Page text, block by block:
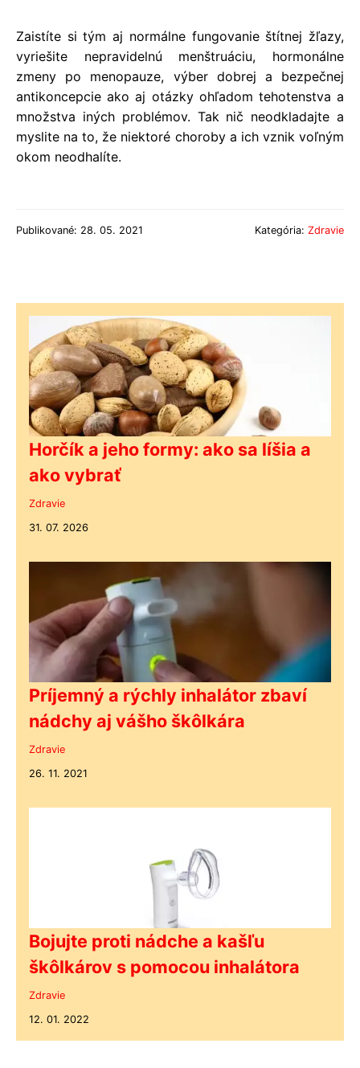
Zaistíte si tým aj normálne fungovanie štítnej žľazy,
vyriešite nepravidelnú menštruáciu, hormonálne
zmeny po menopauze, výber dobrej a bezpečnej
antikoncepcie ako aj otázky ohľadom tehotenstva a
množstva iných problémov. Tak nič neodkladajte a
myslite na to, že niektoré choroby a ich vznik voľným
okom neodhalíte.
Publikované: 28. 05. 2021 Kategória: Zdravie
Horčík a jeho formy: ako sa líšia a
ako vybrať
Zdravie
31. 07. 2026
Príjemný a rýchly inhalátor zbaví
nádchy aj vášho škôlkára
Zdravie
26. 11. 2021
Bojujte proti nádche a kašľu
škôlkárov s pomocou inhalátora
Zdravie
12. 01. 2022